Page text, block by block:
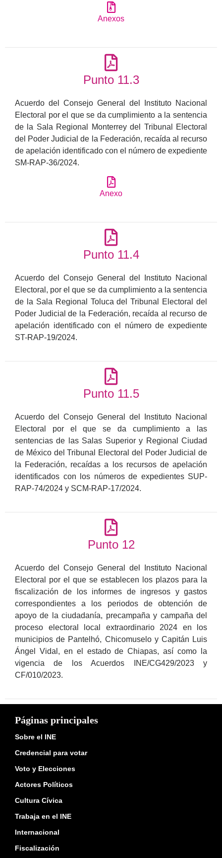
Anexos
Punto 11.3
Acuerdo del Consejo General del Instituto Nacional
Electoral por el que se da cumplimiento a la sentencia
de la Sala Regional Monterrey del Tribunal Electoral
del Poder Judicial de la Federación, recaída al recurso
de apelación identificado con el número de expediente
SM-RAP-36/2024.
Anexo
Punto 11.4
Acuerdo del Consejo General del Instituto Nacional
Electoral, por el que se da cumplimiento a la sentencia
de la Sala Regional Toluca del Tribunal Electoral del
Poder Judicial de la Federación, recaída al recurso de
apelación identificado con el número de expediente
ST-RAP-19/2024.
Punto 11.5
Acuerdo del Consejo General del Instituto Nacional
Electoral por el que se da cumplimiento a las
sentencias de las Salas Superior y Regional Ciudad
de México del Tribunal Electoral del Poder Judicial de
la Federación, recaídas a los recursos de apelación
identificados con los números de expedientes SUP-
RAP-74/2024 y SCM-RAP-17/2024.
Punto 12
Acuerdo del Consejo General del Instituto Nacional
Electoral por el que se establecen los plazos para la
fiscalización de los informes de ingresos y gastos
correspondientes a los periodos de obtención de
apoyo de la ciudadanía, precampaña y campaña del
proceso electoral local extraordinario 2024 en los
municipios de Pantelhó, Chicomuselo y Capitán Luis
Ángel Vidal, en el estado de Chiapas, así como la
vigencia de los Acuerdos INE/CG429/2023 y
CF/010/2023.
Páginas principales
Sobre el INE
Credencial para votar
Voto y Elecciones
Actores Políticos
Cultura Cívica
Trabaja en el INE
Internacional
Fiscalización